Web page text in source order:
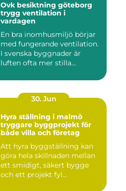
Ovk besiktning göteborg
trygg ventilation i
vardagen
En bra inomhusmiljö börjar
med fungerande ventilation.
I svenska byggnader är
luften ofta mer stilla...
30. Jun
Hyra ställning i malmö
tryggare byggprojekt för
både villa och företag
Att hyra byggställning kan
göra hela skillnaden mellan
ett smidigt, säkert bygge
och ett projekt fyl...